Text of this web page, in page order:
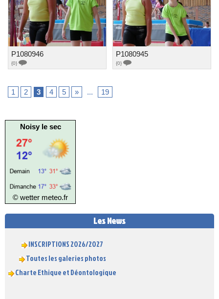
P1080946
{0}
P1080945
{0}
1 2 3 4 5 » ... 19
Noisy le sec
© wetter meteo.fr
Les News
Toutes les galeries photos
Charte Ethique et Déontologique